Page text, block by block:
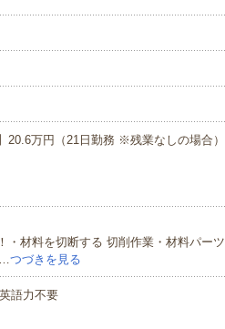
万円（21日勤務 ※残業なしの場合）
・材料を切断する 切削作業・材料パーツ
つづきを見る
語力不要